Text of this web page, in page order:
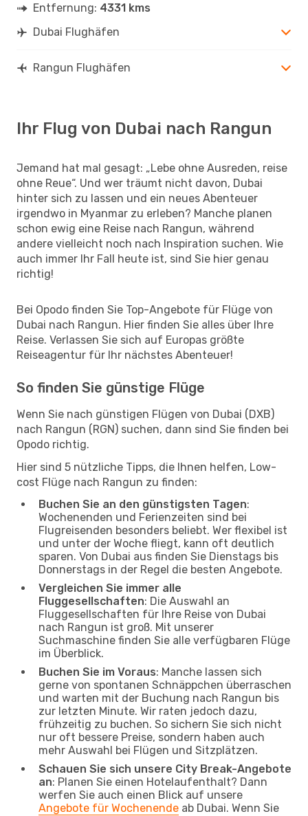
Entfernung: 4331 kms
Dubai Flughäfen
Rangun Flughäfen
Ihr Flug von Dubai nach Rangun
Jemand hat mal gesagt: „Lebe ohne Ausreden, reise
ohne Reue“. Und wer träumt nicht davon, Dubai
hinter sich zu lassen und ein neues Abenteuer
irgendwo in Myanmar zu erleben? Manche planen
schon ewig eine Reise nach Rangun, während
andere vielleicht noch nach Inspiration suchen. Wie
auch immer Ihr Fall heute ist, sind Sie hier genau
richtig!
Bei Opodo finden Sie Top-Angebote für Flüge von
Dubai nach Rangun. Hier finden Sie alles über Ihre
Reise. Verlassen Sie sich auf Europas größte
Reiseagentur für Ihr nächstes Abenteuer!
So finden Sie günstige Flüge
Wenn Sie nach günstigen Flügen von Dubai (DXB)
nach Rangun (RGN) suchen, dann sind Sie finden bei
Opodo richtig.
Hier sind 5 nützliche Tipps, die Ihnen helfen, Low-
cost Flüge nach Rangun zu finden:
Buchen Sie an den günstigsten Tagen:
Wochenenden und Ferienzeiten sind bei
Flugreisenden besonders beliebt. Wer flexibel ist
und unter der Woche fliegt, kann oft deutlich
sparen. Von Dubai aus finden Sie Dienstags bis
Donnerstags in der Regel die besten Angebote.
Vergleichen Sie immer alle
Fluggesellschaften: Die Auswahl an
Fluggesellschaften für Ihre Reise von Dubai
nach Rangun ist groß. Mit unserer
Suchmaschine finden Sie alle verfügbaren Flüge
im Überblick.
Buchen Sie im Voraus: Manche lassen sich
gerne von spontanen Schnäppchen überraschen
und warten mit der Buchung nach Rangun bis
zur letzten Minute. Wir raten jedoch dazu,
frühzeitig zu buchen. So sichern Sie sich nicht
nur oft bessere Preise, sondern haben auch
mehr Auswahl bei Flügen und Sitzplätzen.
Schauen Sie sich unsere City Break-Angebote
an: Planen Sie einen Hotelaufenthalt? Dann
werfen Sie auch einen Blick auf unsere
Angebote für Wochenende ab Dubai. Wenn Sie